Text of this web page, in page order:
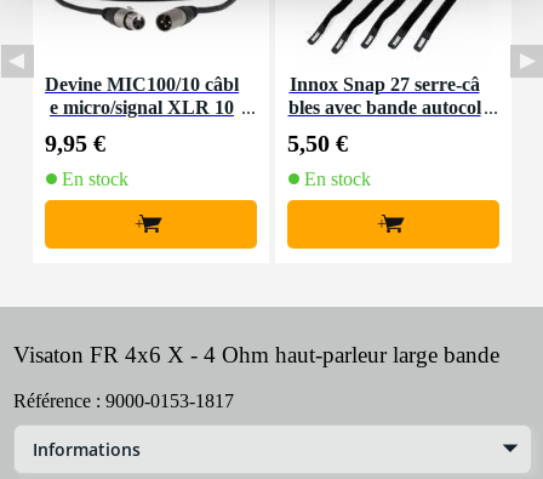
Devine MIC100/10 câbl
e micro/signal XLR 10
9,95 €
En stock
+
Innox Snap 27 serre-câ
bles avec bande autocol
5,50 €
En stock
+
Visaton FR 4x6 X - 4 Ohm haut-parleur large bande
Référence : 9000-0153-1817
Informations